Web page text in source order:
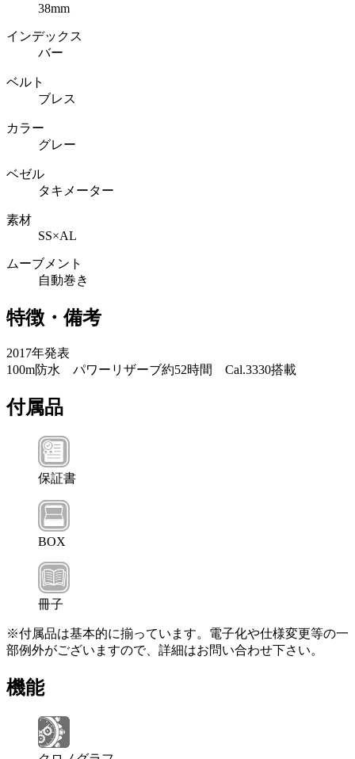
38mm
インデックス
バー
ベルト
ブレス
カラー
グレー
ベゼル
タキメーター
素材
SS×AL
ムーブメント
自動巻き
特徴・備考
2017年発表
100m防水 パワーリザーブ約52時間 Cal.3330搭載
付属品
保証書
BOX
冊子
※付属品は基本的に揃っています。電子化や仕様変更等の一
部例外がございますので、詳細はお問い合わせ下さい。
機能